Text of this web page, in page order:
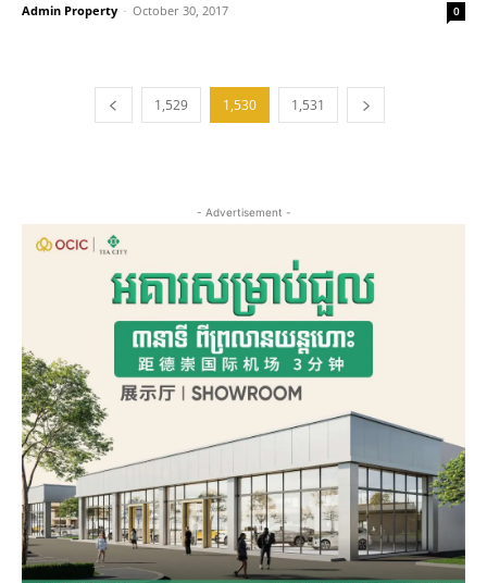
Admin Property - October 30, 2017 0
1,529 1,530 1,531
- Advertisement -